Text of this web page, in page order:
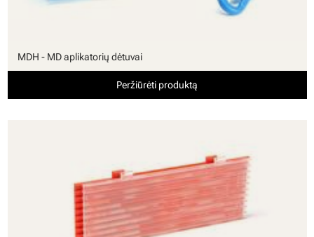
MDH - MD aplikatorių dėtuvai
Peržiūrėti produktą